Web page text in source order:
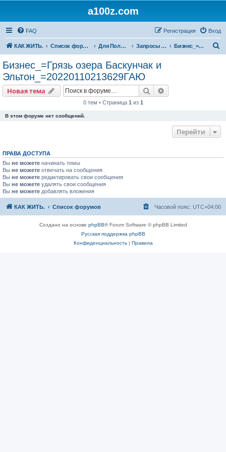
a100z.com
FAQ Вход
Регистрация
КАК ЖИТЬ. Список форумов Для Пользователей Запросы на участие ( в деле, задаче, бизнесе, проблеме ). Бизнес_=Грязь озера Баскунчак и Эльтон_=20220110213629ГАЮ
Бизнес_=Грязь озера Баскунчак и
Эльтон_=20220110213629ГАЮ
Новая тема Поиск
0 тем • Страница 1 из 1
В этом форуме нет сообщений.
Перейти
ПРАВА ДОСТУПА
Вы не можете начинать темы
Вы не можете отвечать на сообщения
Вы не можете редактировать свои сообщения
Вы не можете удалять свои сообщения
Вы не можете добавлять вложения
КАК ЖИТЬ. Список форумов Часовой пояс: UTC+04:00
Создано на основе phpBB® Forum Software © phpBB Limited
Русская поддержка phpBB
Конфиденциальность| Правила